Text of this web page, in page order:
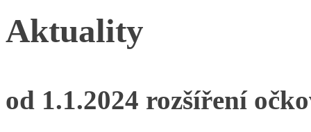
Aktuality
od 1.1.2024 rozšíření